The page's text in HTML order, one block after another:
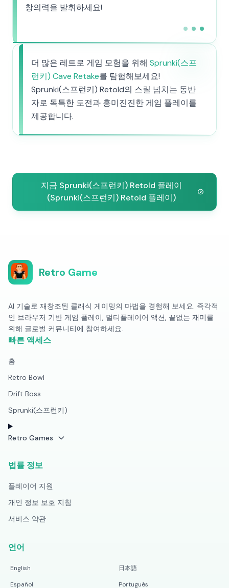
창의력을 발휘하세요!
더 많은 레트로 게임 모험을 위해 Sprunki(스프
런키) Cave Retake를 탐험해보세요!
Sprunki(스프런키) Retold의 스릴 넘치는 동반
자로 독특한 도전과 흥미진진한 게임 플레이를
제공합니다.
지금 Sprunki(스프런키) Retold 플레이
(Sprunki(스프런키) Retold 플레이)
Retro Game
AI 기술로 재창조된 클래식 게이밍의 마법을 경험해 보세요. 즉각적
인 브라우저 기반 게임 플레이, 멀티플레이어 액션, 끝없는 재미를
위해 글로벌 커뮤니티에 참여하세요.
빠른 액세스
홈
Retro Bowl
Drift Boss
Sprunki(스프런키)
Retro Games
법률 정보
플레이어 지원
개인 정보 보호 지침
서비스 약관
언어
English
日本語
Español
Português